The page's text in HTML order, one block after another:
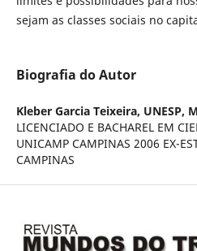
sejam as classes sociais no
Biografia do Autor
Kleber Garcia Teixeira, UNESP,
LICENCIADO E BACHAREL EM
UNICAMP CAMPINAS 2006 EX-
CAMPINAS